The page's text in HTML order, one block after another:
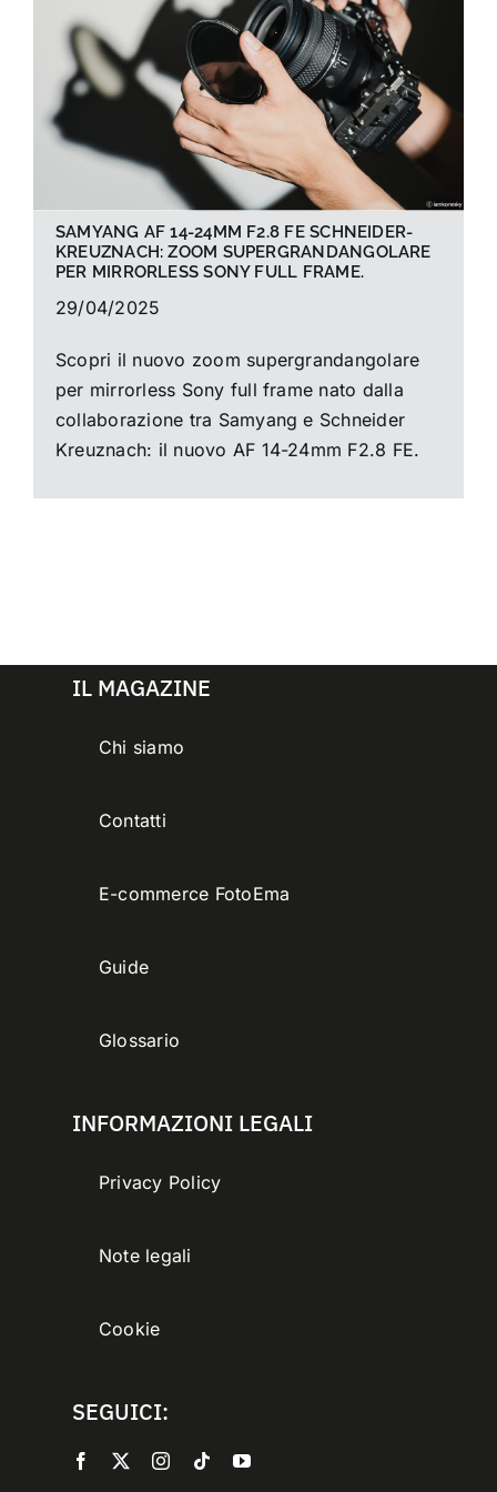
La foto del mese
Guide
SAMYANG AF 14-24MM F2.8 FE SCHNEIDER-
KREUZNACH: ZOOM SUPERGRANDANGOLARE
PER MIRRORLESS SONY FULL FRAME.
29/04/2025
Scopri il nuovo zoom supergrandangolare
per mirrorless Sony full frame nato dalla
collaborazione tra Samyang e Schneider
Kreuznach: il nuovo AF 14-24mm F2.8 FE.
IL MAGAZINE
Chi siamo
Contatti
E-commerce FotoEma
Guide
Glossario
INFORMAZIONI LEGALI
Privacy Policy
Note legali
Cookie
SEGUICI: